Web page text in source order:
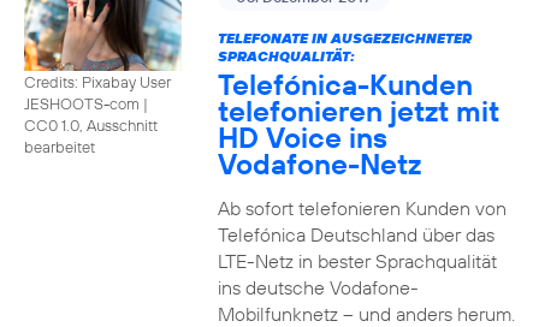
Credits: Pixabay User
JESHOOTS-com |
CC0 1.0, Ausschnitt
bearbeitet
TELEFONATE IN AUSGEZEICHNETER
SPRACHQUALITÄT:
Telefónica-Kunden
telefonieren jetzt mit
HD Voice ins
Vodafone-Netz
Ab sofort telefonieren Kunden von
Telefónica Deutschland über das
LTE-Netz in bester Sprachqualität
ins deutsche Vodafone-
Mobilfunknetz – und anders herum.